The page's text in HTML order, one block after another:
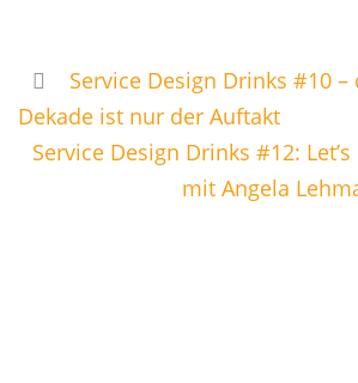
Service Design Drinks #10 –
Dekade ist nur der Auftakt
Service Design Drinks #12:
mit Angela